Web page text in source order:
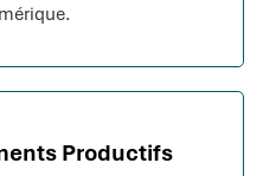
Productifs